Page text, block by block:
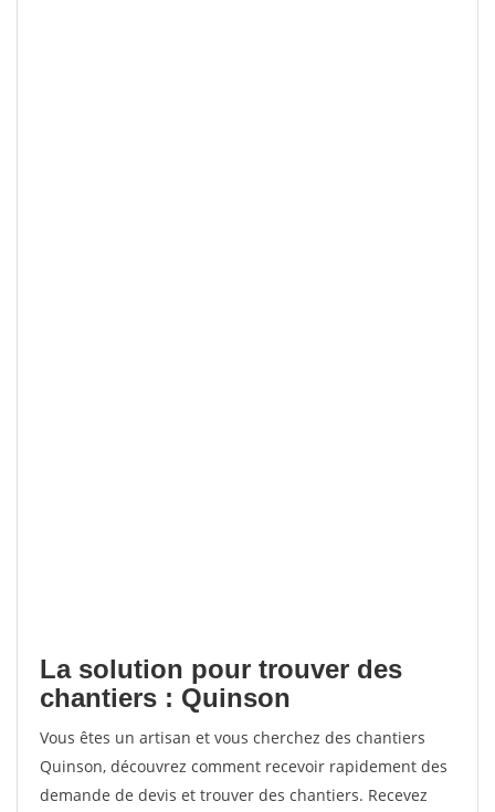
La solution pour trouver des
chantiers : Quinson
Vous êtes un artisan et vous cherchez des chantiers
Quinson, découvrez comment recevoir rapidement des
demande de devis et trouver des chantiers. Recevez